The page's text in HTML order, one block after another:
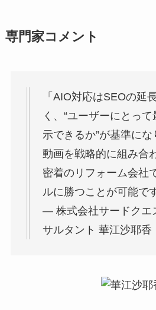
専門家コメント
「AIO対応はSEOの延
く、“ユーザーにとっ
示できるか”が基準にな
動画を戦略的に組み合
密着のリフォーム会社
ルに勝つことが可能で
— 株式会社サードクエ
サルタント 華江沙耶香